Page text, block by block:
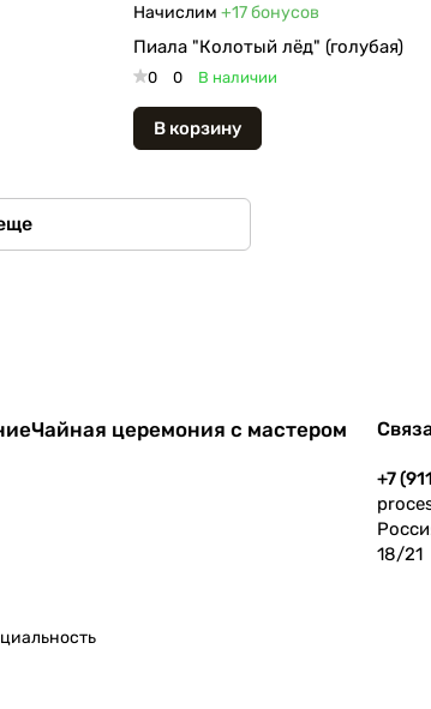
Начислим +17 бонусов
Пиала "Колотый лёд" (голубая)
0 0 В наличии
В корзину
Чайная церемония с мастером
+7
18/21